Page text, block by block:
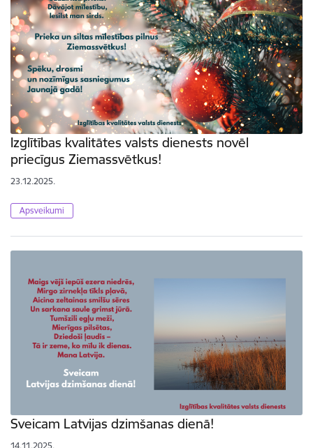
Izglītības kvalitātes valsts dienests novēl
priecīgus Ziemassvētkus!
23.12.2025.
Apsveikumi
Sveicam Latvijas dzimšanas dienā!
14.11.2025.